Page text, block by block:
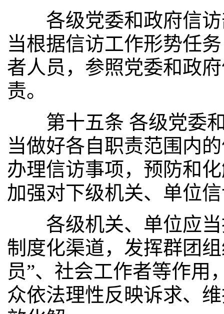
各级党委和政府信访
当根据信访工作形势任
者人员，参照党委和政
责。
第十五条 各级党委和
当做好各自职责范围内
办理信访事项，预防和
加强对下级机关、单位
各级机关、单位应当
制度化渠道，发挥群团
员”、社会工作者等作用
众依法理性反映诉求、